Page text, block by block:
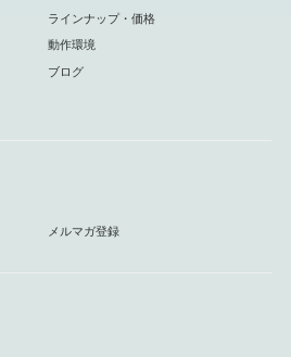
ラインナップ・価格
動作環境
ブログ
メルマガ登録